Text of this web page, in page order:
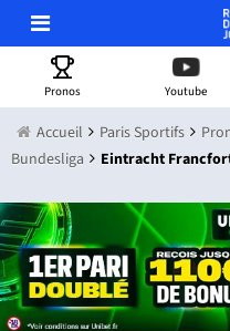
Pronos Youtube
Accueil Paris Sportifs
Bundesliga
Eintracht